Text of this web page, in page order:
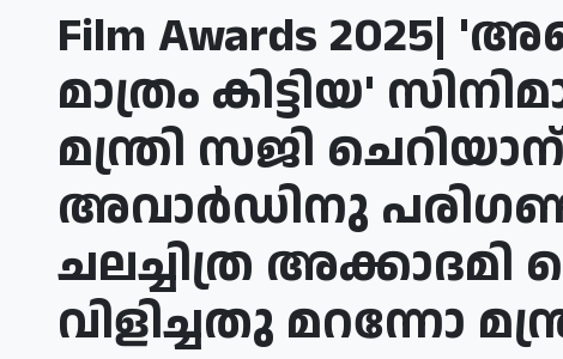
Film Awards
മാത്രം കിട്ടിയ'
മന്ത്രി സജി
അവാര്‍ഡിനു
ചലച്ചിത്ര
വിളിച്ചതു മറന്നോ